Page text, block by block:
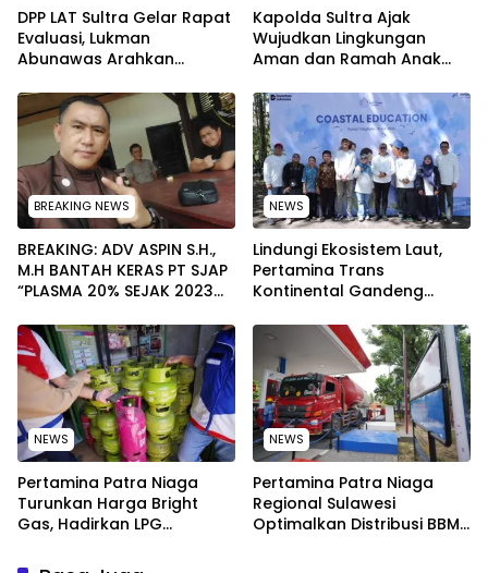
‎DPP LAT Sultra Gelar Rapat
Evaluasi, Lukman
Abunawas Arahkan
Secara Rutin dan
Menyeluruh
Kapolda Sultra Ajak
Wujudkan Lingkungan
Aman dan Ramah Anak
Nasional 2026
BREAKING NEWS
BREAKING: ADV ASPIN S.H.,
M.H BANTAH KERAS PT SJAP
“PLASMA 20% SEJAK 2023
WARGA WAWOONE!
NEWS
Lindungi Ekosistem Laut,
Pertamina Trans
Kontinental Gandeng
Kebersihan Pantai di
Bitung, Sulawesi
NEWS
Pertamina Patra Niaga
Turunkan Harga Bright
Gas, Hadirkan LPG
Lebih Kompetitif
NEWS
Pertamina Patra Niaga
Regional Sulawesi
Optimalkan Distribusi BBM